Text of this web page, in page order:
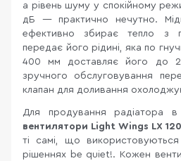
а рівень шуму у спокійному
дБ — практично нечутно.
ефективно збирає тепло з
передає його рідині, яка по
400 мм доставляє його до
зручного обслуговування
клапан для доливання
Для продування радіатора в
вентилятори Light Wings LX
ті самі, що
рішеннях be quiet!. Кожен